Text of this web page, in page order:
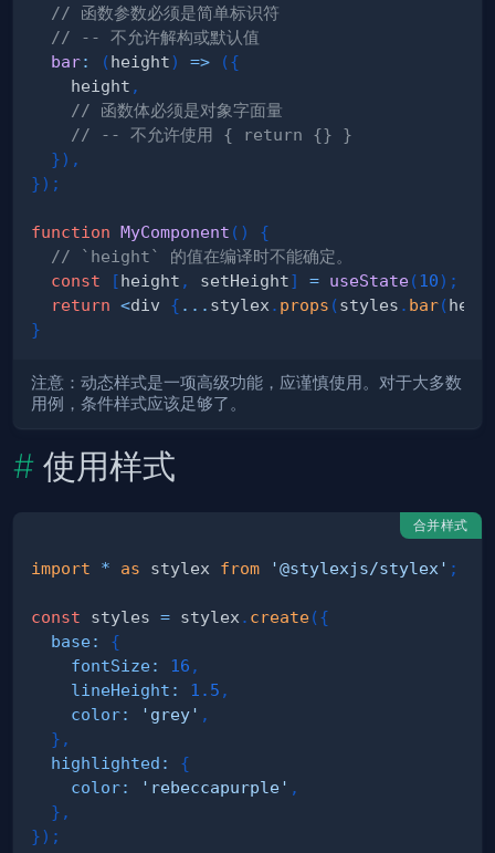
// 函数参数必须是简单标识符
// -- 不允许解构或默认值
bar: (height) => ({
    height
,
// 函数体必须是对象字面量
// -- 不允许使用 { return {} }
}) ,
}) ;
function MyComponent ( )
{
// `height` 的值在编译时不能确定。
const
[height , setHeight] = useState(10) ;
return <div { ... stylex . props (styles . bar(
}
注意：动态样式是一项高级功能，应谨慎使用。对于大多数
用例，条件样式应该足够了。
使用样式
合并样式
import * as stylex from '@stylexjs/stylex' ;
const styles = stylex . create({
base:
{
fontSize: 16 ,
lineHeight : 1.5 ,
color: 'grey' ,
} ,
highlighted :
{
color: 'rebeccapurple' ,
} ,
}) ;